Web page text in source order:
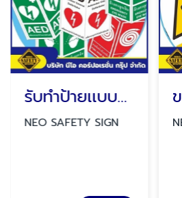
รับทำป้ายเเบบพับทรงสามเหลี่ยม
NEO SAFETY SIGN